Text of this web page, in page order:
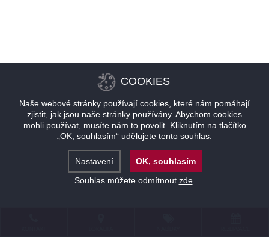
COOKIES
Naše webové stránky používají cookies, které nám pomáhají
zjistit, jak jsou naše stránky používány. Abychom cookies
mohli používat, musíte nám to povolit. Kliknutím na tlačítko
„OK, souhlasím“ udělujete tento souhlas.
Nastavení
OK, souhlasím
Souhlas můžete odmítnout zde.